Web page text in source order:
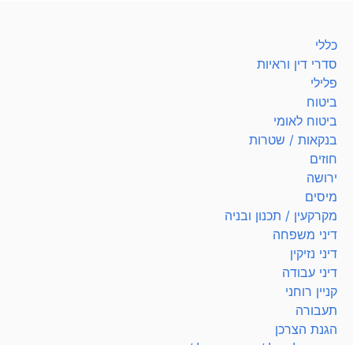
כללי
סדרי דין וראיות
פלילי
ביטוח
ביטוח לאומי
בנקאות / שטרות
חוזים
ירושה
מיסים
מקרקעין / תכנון ובניה
דיני משפחה
דיני נזיקין
דיני עבודה
קניין רוחני
תעבורה
הגנת הצרכן